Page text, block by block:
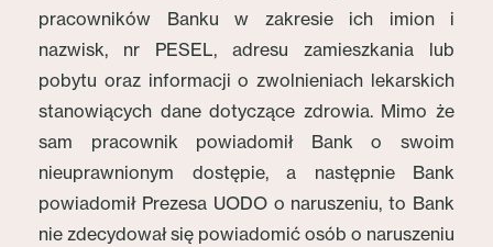
pracowników Banku w zakresie ich imion i
nazwisk, nr PESEL, adresu zamieszkania lub
pobytu oraz informacji o zwolnieniach lekarskich
stanowiących dane dotyczące zdrowia. Mimo że
sam pracownik powiadomił Bank o swoim
nieuprawnionym dostępie, a następnie Bank
powiadomił Prezesa UODO o naruszeniu, to Bank
nie zdecydował się powiadomić osób o naruszeniu